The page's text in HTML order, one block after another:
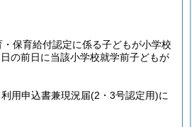
保育給付認定に係る子どもが小学校
の前日に当該小学校就学前子どもが
用申込書兼現況届(2・3号認定用)に